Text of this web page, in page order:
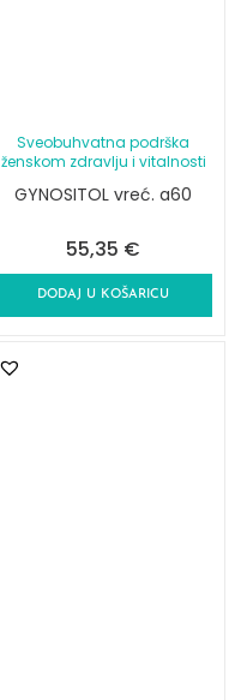
Sveobuhvatna podrška
ženskom zdravlju i vitalnosti
GYNOSITOL vreć. a60
55,35 €
DODAJ U KOŠARICU